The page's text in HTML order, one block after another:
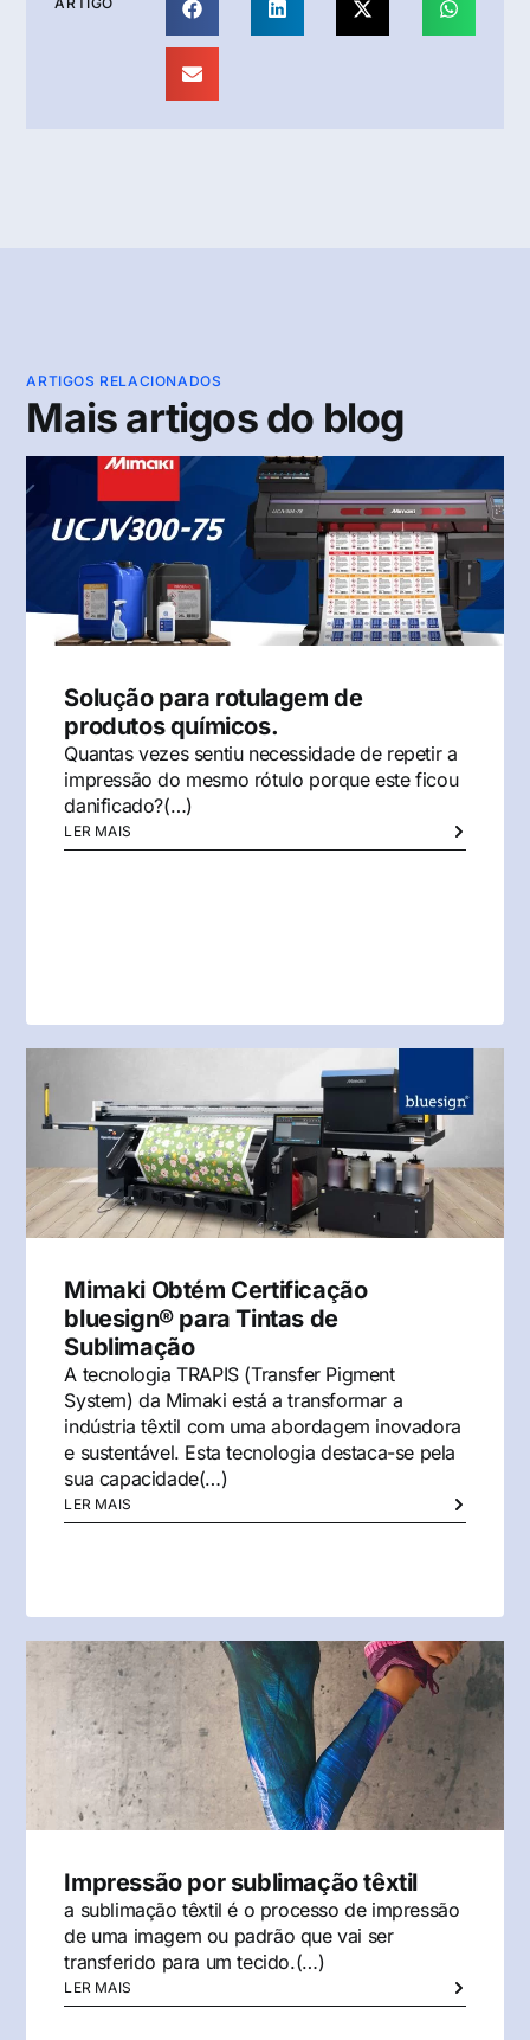
ARTIGOS RELACIONADOS
Mais artigos do blog
Solução para rotulagem de
produtos químicos.
Quantas vezes sentiu necessidade de repetir a
impressão do mesmo rótulo porque este ficou
danificado?(…)
LER MAIS
Mimaki Obtém Certificação
bluesign® para Tintas de
Sublimação
A tecnologia TRAPIS (Transfer Pigment
System) da Mimaki está a transformar a
indústria têxtil com uma abordagem inovadora
e sustentável. Esta tecnologia destaca-se pela
sua capacidade(…)
LER MAIS
Impressão por sublimação têxtil
a sublimação têxtil é o processo de impressão
de uma imagem ou padrão que vai ser
transferido para um tecido.(…)
LER MAIS